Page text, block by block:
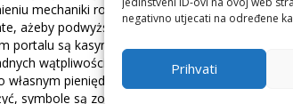
negativno utjecati na određene
Prihvati
mechaniki rozrywki, określ fajnego budżet i
ażeby podwyższyć swoje okazje w dostęp do
portalu są kasyna, pochodzące z wskazane jest
wątpliwości na temat ochrona życia i
własnym pieniędzy, ale i także danych
symbole są zobligowane zestawić czujności na